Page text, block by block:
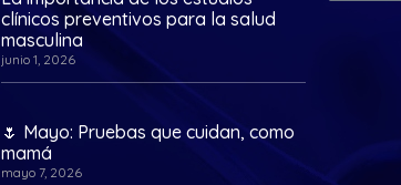
clínicos preventivos para la salud
masculina
junio 1, 2026
🌷 Mayo: Pruebas que cuidan, como
mamá
mayo 7, 2026